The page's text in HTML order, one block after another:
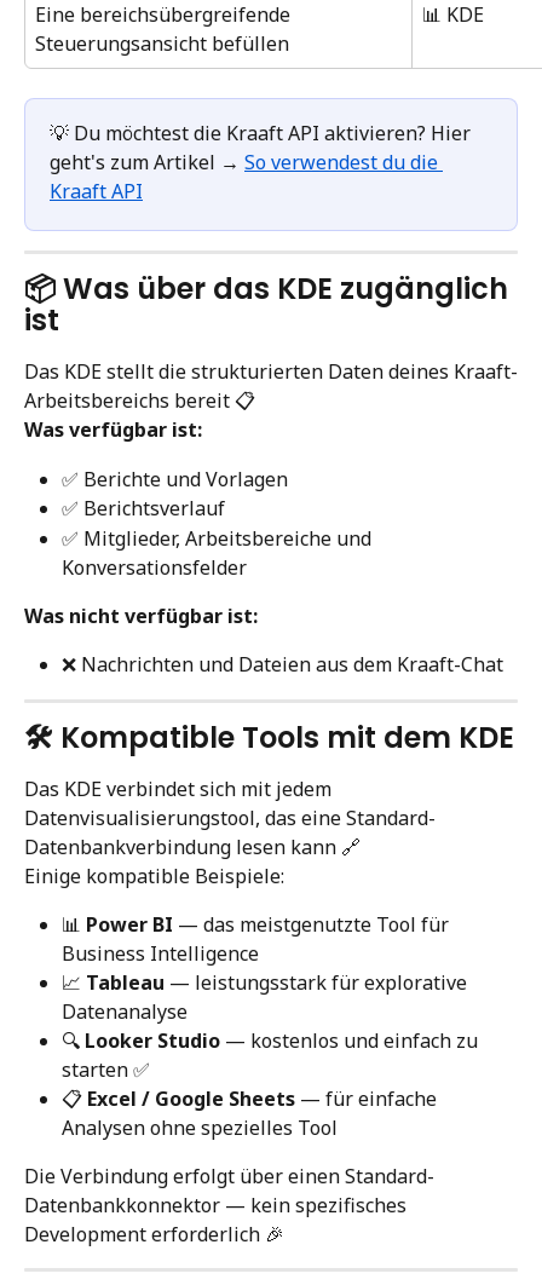
Eine bereichsübergreifende
Steuerungsansicht befüllen
📊 KDE
💡 Du möchtest die Kraaft API aktivieren? Hier
geht's zum Artikel → So verwendest du die
Kraaft API
📦 Was über das KDE zugänglich
ist
Das KDE stellt die strukturierten Daten deines Kraaft-
Arbeitsbereichs bereit 📋
Was verfügbar ist:
✅ Berichte und Vorlagen
✅ Berichtsverlauf
✅ Mitglieder, Arbeitsbereiche und
Konversationsfelder
Was nicht verfügbar ist:
❌ Nachrichten und Dateien aus dem Kraaft-Chat
🛠️ Kompatible Tools mit dem KDE
Das KDE verbindet sich mit jedem
Datenvisualisierungstool, das eine Standard-
Datenbankverbindung lesen kann 🔗
Einige kompatible Beispiele:
📊 Power BI — das meistgenutzte Tool für
Business Intelligence
📈 Tableau — leistungsstark für explorative
Datenanalyse
🔍 Looker Studio — kostenlos und einfach zu
starten ✅
📋 Excel / Google Sheets — für einfache
Analysen ohne spezielles Tool
Die Verbindung erfolgt über einen Standard-
Datenbankkonnektor — kein spezifisches
Development erforderlich 🎉